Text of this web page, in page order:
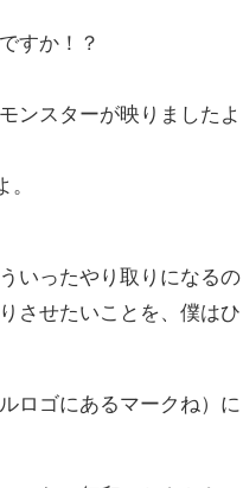
すか！？
スターが映りましたよ
。
いったやり取りになるの
させたいことを、僕はひ
ロゴにあるマークね）に